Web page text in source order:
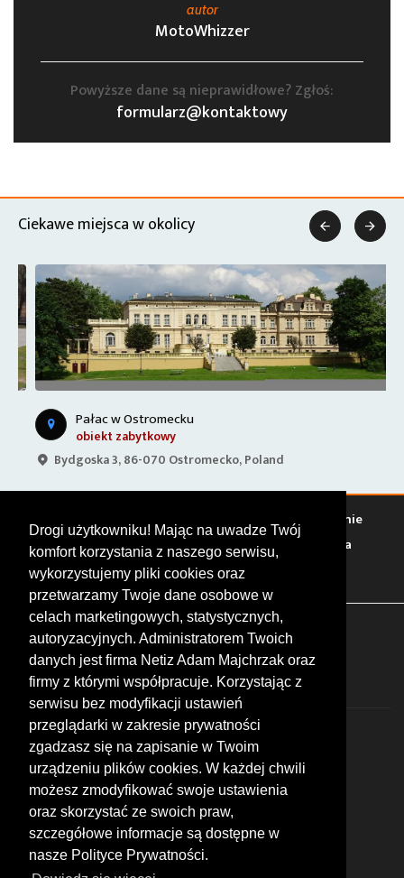
Drogi użytkowniku! Mając na uwadze Twój
komfort korzystania z naszego serwisu,
wykorzystujemy pliki cookies oraz
przetwarzamy Twoje dane osobowe w
celach marketingowych, statystycznych,
autoryzacyjnych. Administratorem Twoich
danych jest firma Netiz Adam Majchrzak oraz
firmy z którymi współpracuje. Korzystając z
serwisu bez modyfikacji ustawień
przeglądarki w zakresie prywatności
zgadzasz się na zapisanie w Twoim
urządzeniu plików cookies. W każdej chwili
możesz zmodyfikować swoje ustawienia
oraz skorzystać ze swoich praw,
szczegółowe informacje są dostępne w
nasze Polityce Prywatności.
autor
MotoWhizzer
Powyższe dane są nieprawidłowe? Zgłoś:
formularz@kontaktowy
Ciekawe miejsca w okolicy
Pałac w Ostromecku
obiekt zabytkowy
Bydgoska 3, 86-070 Ostromecko, Poland
 
Warto zobaczyć Serwisy Stacje paliw
Jedzenie
Bary Zakwaterowanie Tory Zloty Rajdy
Spotkania
Targi Giełdy Szkolenia
FOLLOW US
© 2026 by MotoWhizzer.com
All rights reserved.
KONTAKT
ul. Chopina 16, I piętro